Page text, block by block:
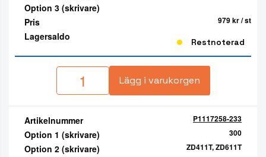
Option 3 (skrivare)
Pris
979 kr/ st
Lagersaldo Restnoterad
Lägg i varukorgen
Artikelnummer P1117258-233
Option 1 (skrivare) 300
Option 2 (skrivare) ZD411T, ZD611T